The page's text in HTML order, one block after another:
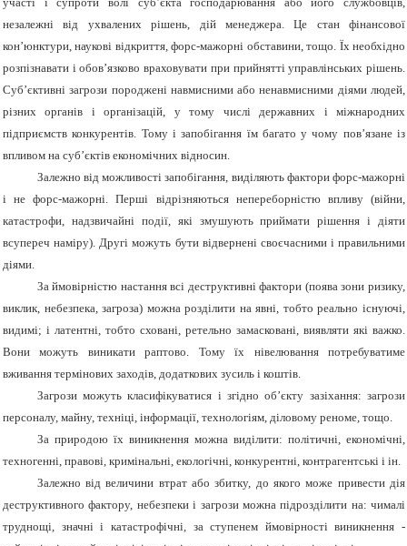
незалежні від ухвалених рішень, дій менеджера. Це стан фінансової
кон’юнктури, наукові відкриття, форс-мажорні обставини, тощо. Їх необхідно
розпізнавати і обов’язково враховувати при прийнятті управлінських рішень.
Суб’єктивні загрози породжені навмисними або ненавмисними діями людей,
різних органів і організацій, у тому числі державних і міжнародних
підприємств конкурентів. Тому і запобігання їм багато у чому пов’язане із
впливом на суб’єктів економічних відносин.
Залежно від можливості запобігання, виділяють фактори форс-мажорні
і не форс-мажорні. Перші відрізняються непереборністю впливу (війни,
катастрофи, надзвичайні події, які змушують приймати рішення і діяти
всупереч наміру). Другі можуть бути відвернені своєчасними і правильними
діями.
За ймовірністю настання всі деструктивні фактори (поява зони ризику,
виклик, небезпека, загроза) можна розділити на явні, тобто реально існуючі,
видимі; і латентні, тобто сховані, ретельно замасковані, виявляти які важко.
Вони можуть виникати раптово. Тому їх нівелювання потребуватиме
вживання термінових заходів, додаткових зусиль і коштів.
Загрози можуть класифікуватися і згідно об’єкту зазіхання: загрози
персоналу, майну, техніці, інформації, технологіям, діловому реноме, тощо.
За природою їх виникнення можна виділити: політичні, економічні,
техногенні, правові, кримінальні, екологічні, конкурентні, контрагентські і ін.
Залежно від величини втрат або збитку, до якого може привести дія
деструктивного фактору, небезпеки і загрози можна підрозділити на: чималі
труднощі, значні і катастрофічні, за ступенем ймовірності виникнення -